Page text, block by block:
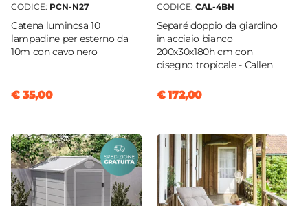
CODICE: PCN-N27
Catena luminosa 10
lampadine per esterno da
10m con cavo nero
€ 35,00
CODICE: CAL-4BN
Separé doppio da giardino
in acciaio bianco
200x30x180h cm con
disegno tropicale - Callen
€ 172,00